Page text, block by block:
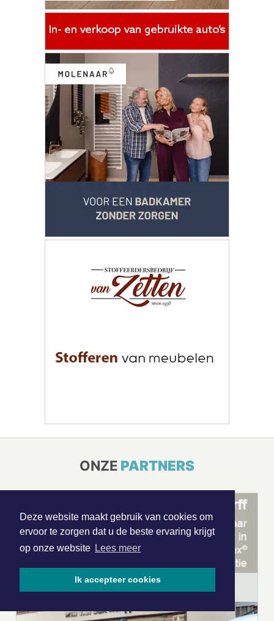
Deze website maakt gebruik van cookies om
ervoor te zorgen dat u de beste ervaring krijgt
op onze website Lees meer
Ik accepteer cookies
ONZE PARTNERS